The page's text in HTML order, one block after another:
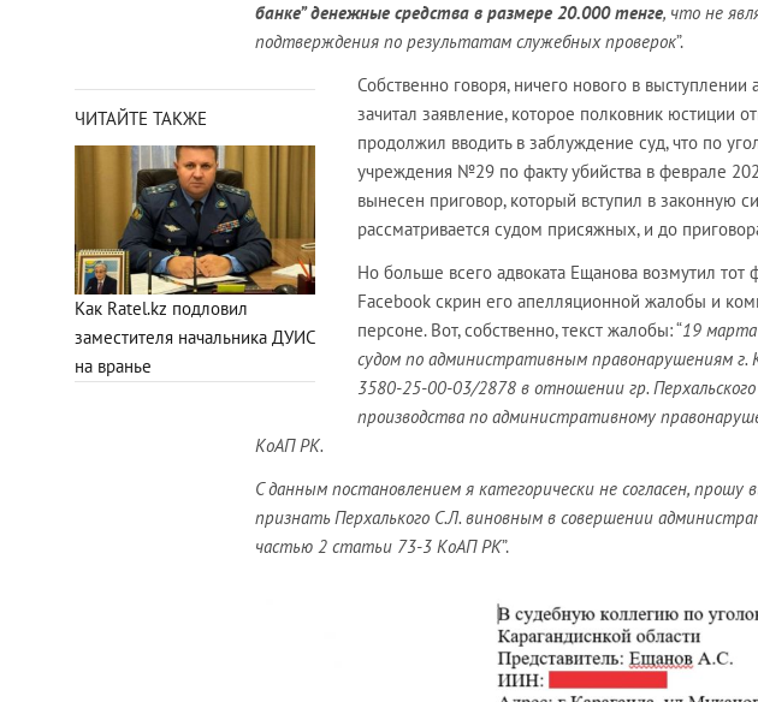
банке” денежные средства в размере 20.000 тенге, что не
подтверждения по результатам служебных проверок”.
ЧИТАЙТЕ ТАКЖЕ
Как Ratel.kz подловил
заместителя начальника ДУИС
на вранье
Собственно говоря, ничего нового в
зачитал заявление, которое полковник юстиции
продолжил вводить в заблуждение суд, что по
учреждения №29 по факту убийства в феврале
вынесен приговор, который вступил в законную
рассматривается судом присяжных, и до
Но больше всего адвоката Ещанова возмутил тот
Facebook скрин его апелляционной жалобы и
персоне. Вот, собственно, текст жалобы: “19
судом по административным правонарушениям
3580-25-00-03/2878 в отношении гр.
производства по административному
КоАП РК.
С данным постановлением я категорически не согласен,
признать Перхалького С.Л. виновным в совершении
частью 2 статьи 73-3 КоАП РК”.